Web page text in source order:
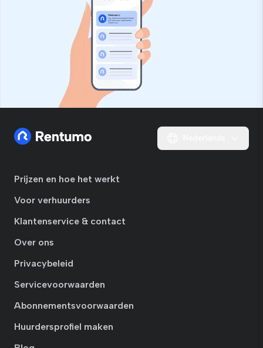
Prijzen en hoe het werkt
Voor verhuurders
Klantenservice & contact
Over ons
Privacybeleid
Servicevoorwaarden
Abonnementsvoorwaarden
Huurdersprofiel maken